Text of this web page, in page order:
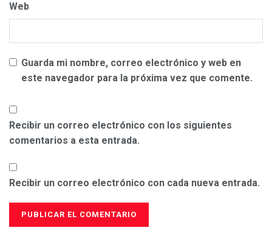
Web
Guarda mi nombre, correo electrónico y web en
este navegador para la próxima vez que comente.
Recibir un correo electrónico con los siguientes
comentarios a esta entrada.
Recibir un correo electrónico con cada nueva entrada.